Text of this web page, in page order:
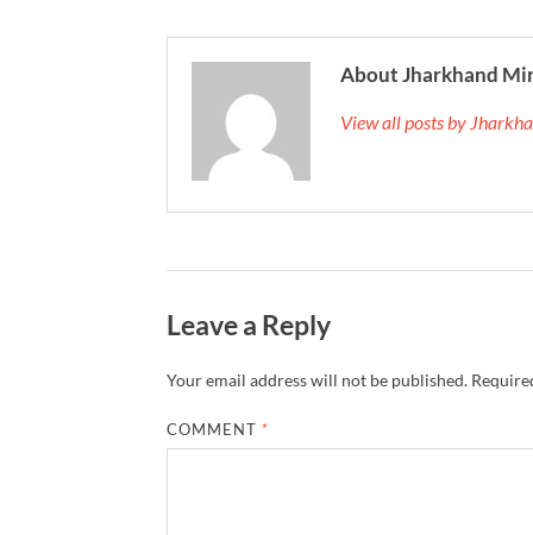
About Jharkhand
View all posts by
Leave a Reply
Your email address will not be published.
COMMENT *